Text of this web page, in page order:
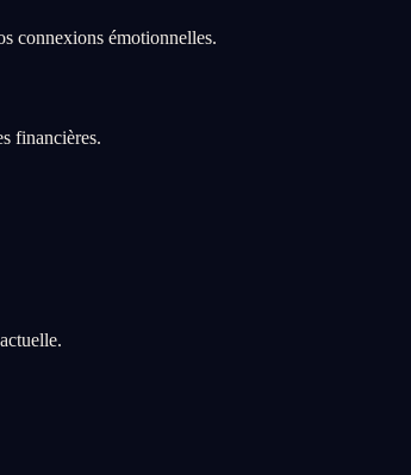
connexions émotionnelles.
financières.